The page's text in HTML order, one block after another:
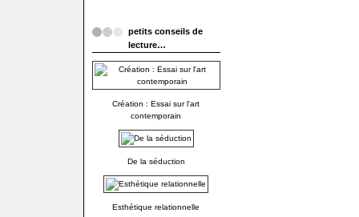
petits conseils de
lecture…
Création : Essai sur l'art
contemporain
De la séduction
Esthétique relationnelle